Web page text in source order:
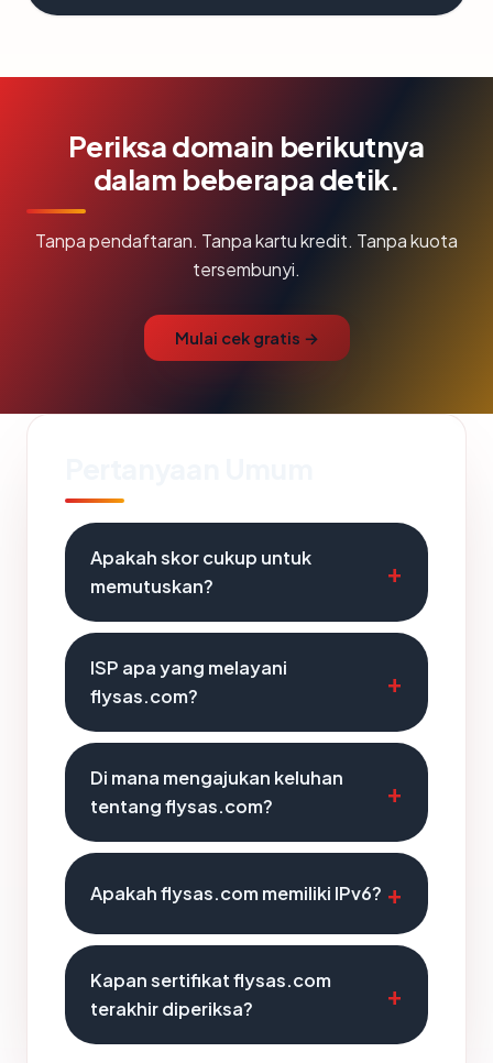
Periksa domain berikutnya
dalam beberapa detik.
Tanpa pendaftaran. Tanpa kartu kredit. Tanpa kuota
tersembunyi.
Mulai cek gratis →
Apakah skor cukup untuk
memutuskan?
ISP apa yang melayani
flysas.com?
Di mana mengajukan keluhan
tentang flysas.com?
Apakah flysas.com memiliki IPv6?
Kapan sertifikat flysas.com
terakhir diperiksa?